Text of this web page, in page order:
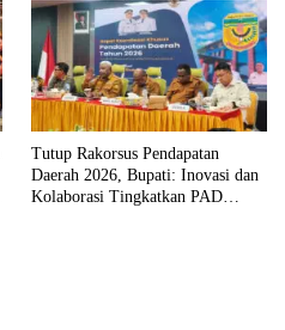
Tutup Rakorsus Pendapatan
Daerah 2026, Bupati: Inovasi dan
Kolaborasi Tingkatkan PAD